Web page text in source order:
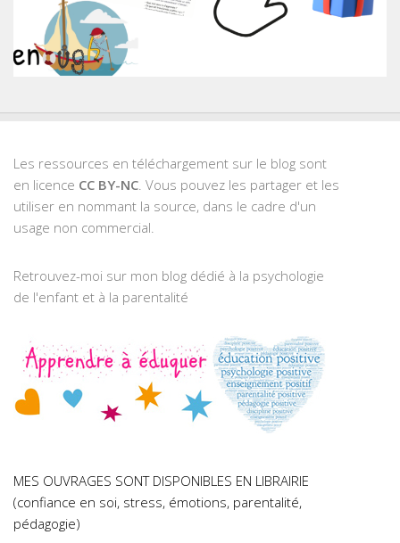
Les ressources en téléchargement sur le blog sont
en licence CC BY-NC. Vous pouvez les partager et les
utiliser en nommant la source, dans le cadre d'un
usage non commercial.
Retrouvez-moi sur mon blog dédié à la psychologie
de l'enfant et à la parentalité
MES OUVRAGES SONT DISPONIBLES EN LIBRAIRIE
(confiance en soi, stress, émotions, parentalité,
pédagogie)